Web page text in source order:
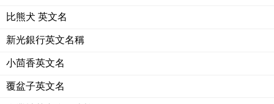
比熊犬 英文名
新光銀行英文名稱
小茴香英文名
覆盆子英文名